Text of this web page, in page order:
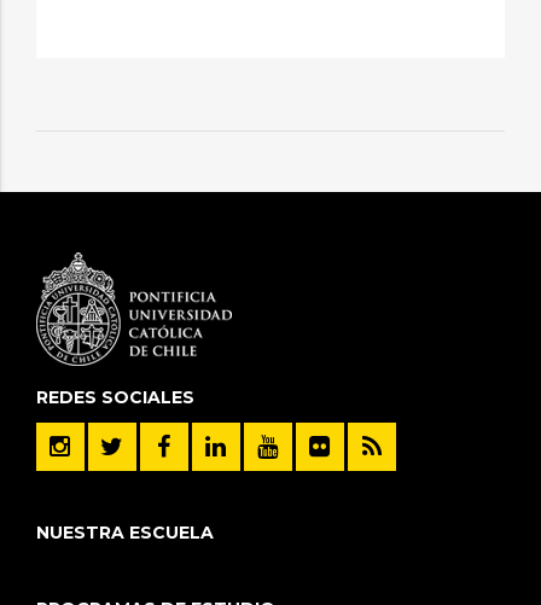
REDES SOCIALES
NUESTRA ESCUELA